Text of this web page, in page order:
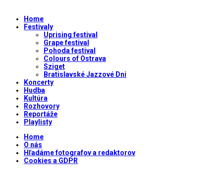
Home
Festivaly
Uprising festival
Grape festival
Pohoda festival
Colours of Ostrava
Sziget
Bratislavské Jazzové Dni
Koncerty
Hudba
Kultúra
Rozhovory
Reportáže
Playlisty
Home
O nás
Hľadáme fotografov a redaktorov
Cookies a GDPR